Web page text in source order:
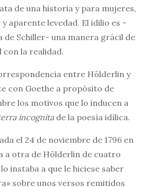
de una historia y para mujeres,
y aparente levedad. El idilio es -
de Schiller- una manera grácil de
con la realidad.
entre Hölderlin y
con Goethe a propósito de
los motivos que lo inducen a
incognitade la poesía idílica.
el 24 de noviembre de 1796 en
a otra de Hölderlin de cuatro
instaba a que le hiciese saber
sobre unos versos remitidos